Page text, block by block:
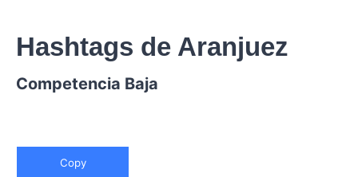
Hashtags de Aranjuez
Competencia Baja
Copy